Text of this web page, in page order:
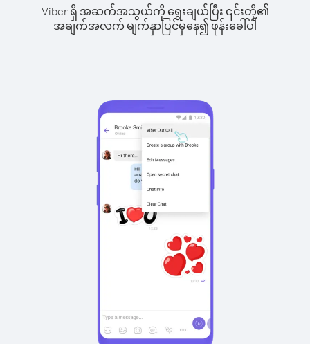
Viber ရှိ အဆက်အသွယ်ကို ရွေးချယ်ပြီး ၎င်းတို့၏
အချက်အလက် မျက်နှာပြင်မှနေ၍ ဖုန်းခေါ်ပါ